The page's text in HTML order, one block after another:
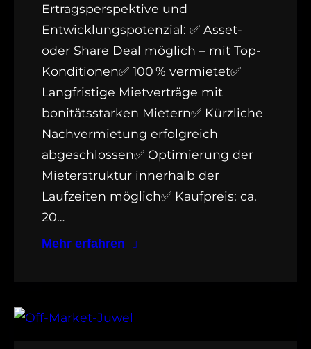
Ertragsperspektive und
Entwicklungspotenzial: ✅ Asset-
oder Share Deal möglich – mit Top-
Konditionen✅ 100 % vermietet✅
Langfristige Mietverträge mit
bonitätsstarken Mietern✅ Kürzliche
Nachvermietung erfolgreich
abgeschlossen✅ Optimierung der
Mieterstruktur innerhalb der
Laufzeiten möglich✅ Kaufpreis: ca.
20…
Mehr erfahren